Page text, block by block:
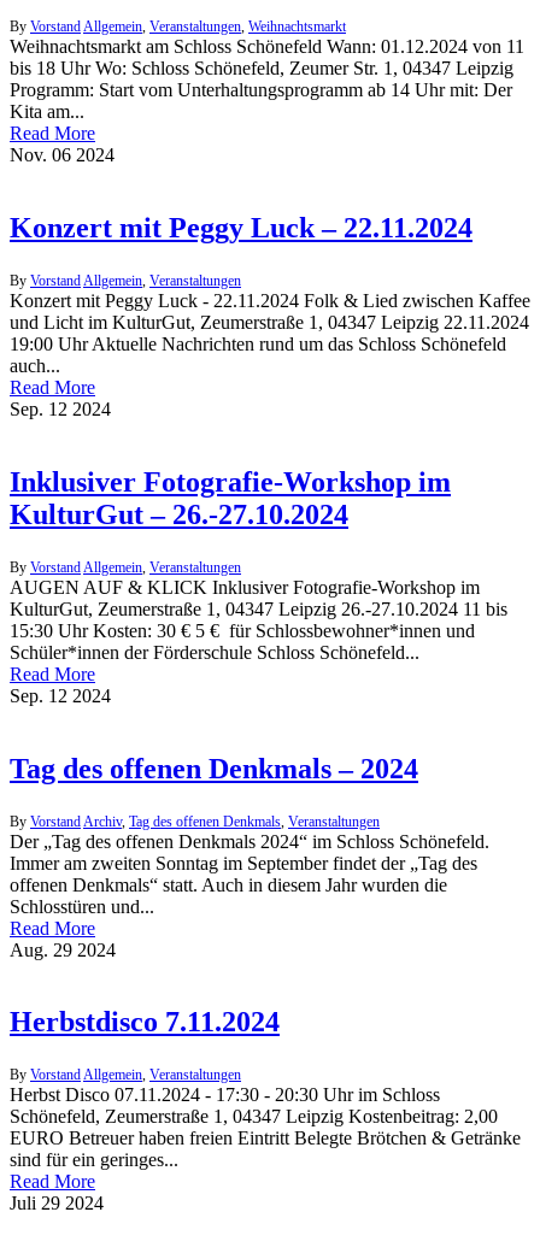
By VorstandAllgemein, Veranstaltungen, Weihnachtsmarkt
Weihnachtsmarkt am Schloss Schönefeld Wann: 01.12.2024 von 11
bis 18 Uhr Wo: Schloss Schönefeld, Zeumer Str. 1, 04347 Leipzig
Programm: Start vom Unterhaltungsprogramm ab 14 Uhr mit: Der
Kita am...
Read More
Nov. 06 2024
Konzert mit Peggy Luck – 22.11.2024
By VorstandAllgemein, Veranstaltungen
Konzert mit Peggy Luck - 22.11.2024 Folk & Lied zwischen Kaffee
und Licht im KulturGut, Zeumerstraße 1, 04347 Leipzig 22.11.2024
19:00 Uhr Aktuelle Nachrichten rund um das Schloss Schönefeld
auch...
Read More
Sep. 12 2024
Inklusiver Fotografie-Workshop im
KulturGut – 26.-27.10.2024
By Vorstand Allgemein Veranstaltungen
AUGEN AUF & KLICK Inklusiver Fotografie-Workshop im
KulturGut, Zeumerstraße 1, 04347 Leipzig 26.-27.10.2024 11 bis
15:30 Uhr Kosten: 30 € 5 € für Schlossbewohner*innen und
Schüler*innen der Förderschule Schloss Schönefeld...
Read More
Sep. 12 2024
Tag des offenen Denkmals – 2024
By Vorstand Archiv, Tag des offenen Denkmals Veranstaltungen
Der „Tag des offenen Denkmals 2024“ im Schloss Schönefeld.
Immer am zweiten Sonntag im September findet der „Tag des
offenen Denkmals“ statt. Auch in diesem Jahr wurden die
Schlosstüren und...
Read More
Aug. 29 2024
Herbstdisco 7.11.2024
By VorstandAllgemein, Veranstaltungen
Herbst Disco 07.11.2024 - 17:30 - 20:30 Uhr im Schloss
Schönefeld, Zeumerstraße 1, 04347 Leipzig Kostenbeitrag: 2,00
EURO Betreuer haben freien Eintritt Belegte Brötchen & Getränke
sind für ein geringes...
Read More
Juli 29 2024